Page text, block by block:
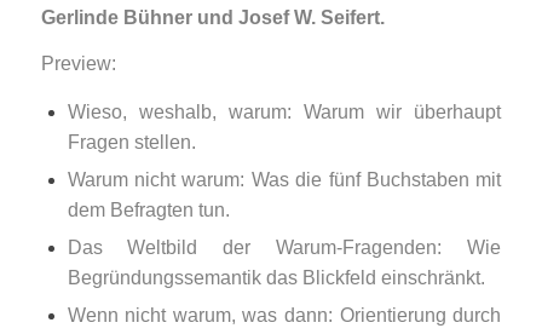
Gerlinde Bühner und Josef W. Seifert.
Preview:
Wieso, weshalb, warum: Warum wir überhaupt
Fragen stellen.
Warum nicht warum: Was die fünf Buchstaben mit
dem Befragten tun.
Das Weltbild der Warum-Fragenden: Wie
Begründungssemantik das Blickfeld einschränkt.
Wenn nicht warum, was dann: Orientierung durch